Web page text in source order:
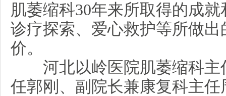
肌萎缩科30年来所取得的成
诊疗探索、爱心救护等所做
价。
河北以岭医院肌萎缩科主
任郭刚、副院长兼康复科主